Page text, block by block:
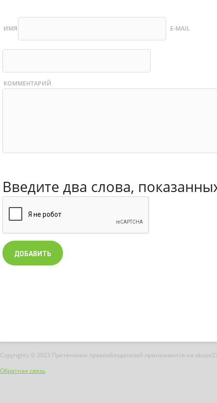
ИМЯ E-MAIL
КОММЕНТАРИЙ
Введите два слова,
Copyrights © 2023 Претензиии правообладателей принимаются на
Обратная связь